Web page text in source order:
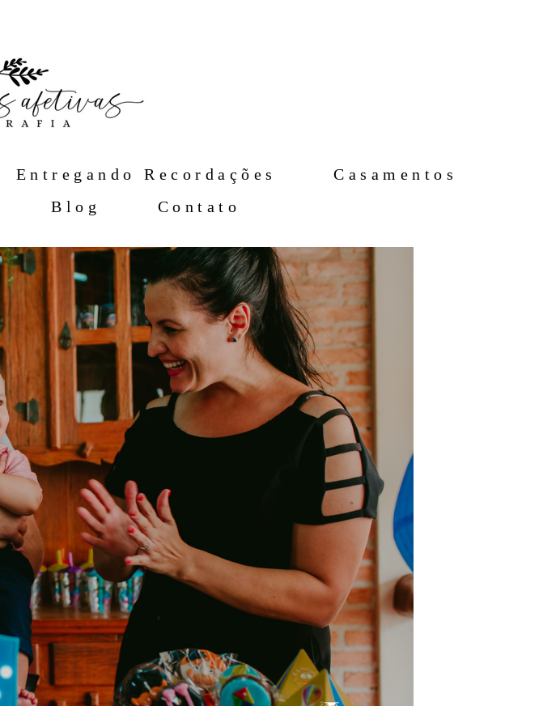
Entregando Recordações
Casamentos
Blog Contato